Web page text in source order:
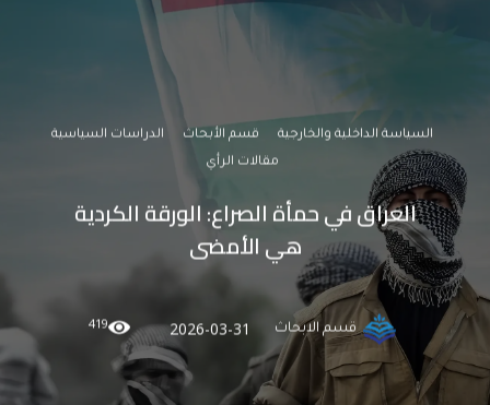
السياسة الداخلية والخارجية قسم الأبحاث
الدراسات السياسية
مقالات الرأي
العراق في حمأة الصراع: الورقة الكردية
هي الأمضى
قسم الابحاث 2026-03-31
419